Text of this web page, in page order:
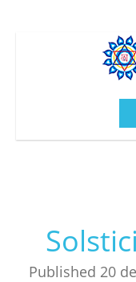
Published 20